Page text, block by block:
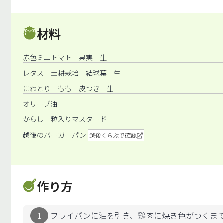
材料
赤色ミニトマト 果実 生
レタス 土耕栽培 結球葉 生
にわとり もも 皮つき 生
オリーブ油
からし 粒入りマスタード
越後のバーガーパン 越後くらぶで確認
作り方
フライパンに油を引き、鶏肉に焼き色がつくま